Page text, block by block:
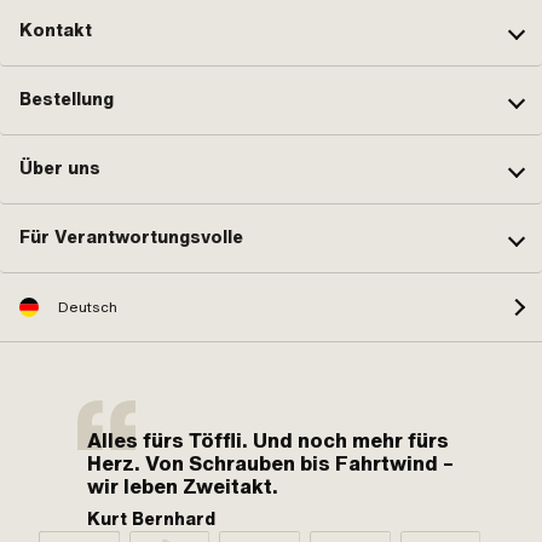
Kontakt
Bestellung
Über uns
Für Verantwortungsvolle
Deutsch
Alles fürs Töffli. Und noch mehr fürs
Herz. Von Schrauben bis Fahrtwind –
wir leben Zweitakt.
Kurt Bernhard